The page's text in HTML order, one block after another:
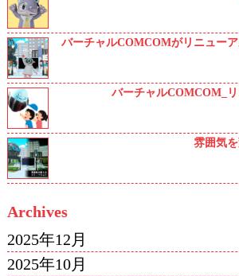
バーチャルCOMCOMがリニュー
バーチャルCOMCOM_
雰囲気
Archives
2025年12月
2025年10月